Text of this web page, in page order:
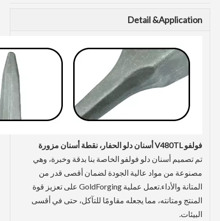
Detail &Application
فولفو V480TL
أسنان دلو الحفار، نقطة أسنان مزورة
تم تصميم أسنان دلو فولفو الخاصة بنا بدقة وخبرة، وهي
مصنوعة من مواد عالية الجودة لضمان أقصى قدر من
المتانة والأداء.تعمل عملية GoldForging على تعزيز قوة
المنتج ومتانته، مما يجعله مقاومًا للتآكل، حتى في أقسى
البيئات.